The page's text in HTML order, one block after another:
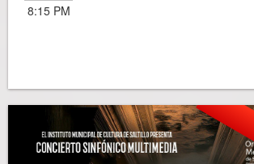
8:15 PM